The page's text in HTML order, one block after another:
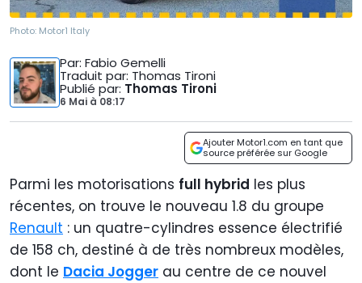
Photo: Motor1 Italy
Par: Fabio Gemelli
Traduit par: Thomas Tironi
Publié par: Thomas Tironi
6 Mai à 08:17
Ajouter Motor1.com en tant que
source préférée sur Google
Parmi les motorisations full hybrid les plus
récentes, on trouve le nouveau 1.8 du groupe
Renault : un quatre-cylindres essence électrifié
de 158 ch, destiné à de très nombreux modèles,
dont le Dacia Jogger au centre de ce nouvel